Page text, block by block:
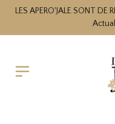
LES APERO'JALE SONT